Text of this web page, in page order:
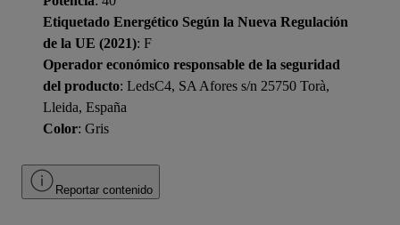
Etiquetado Energético Según la Nueva Regulación
de la UE (2021): F
Operador económico responsable de la seguridad
del producto: LedsC4, SA Afores s/n 25750 Torà,
Lleida, España
Color: Gris
Reportar contenido